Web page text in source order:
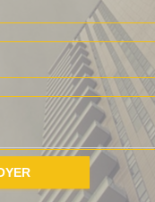
un CDI